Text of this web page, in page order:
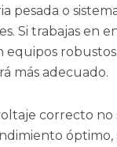
pesada o
Si trabajas en
equipos
más adecuado.
correcto no
óptimo,